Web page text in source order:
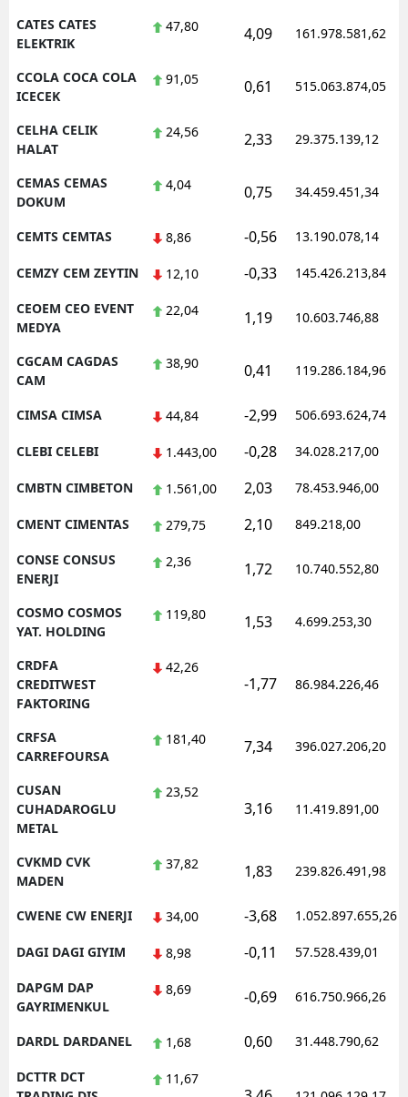
CATES CATES
ELEKTRIK
47,80 4,09 161.978.581,62
CCOLA COCA COLA
ICECEK
91,05 0,61 515.063.874,05
CELHA CELIK
HALAT
24,56 2,33 29.375.139,12
CEMAS CEMAS
DOKUM
4,04 0,75 34.459.451,34
CEMTS CEMTAS 8,86 -0,56 13.190.078,14
CEMZY CEM ZEYTIN 12,10 -0,33 145.426.213,84
CEOEM CEO EVENT
MEDYA
22,04 1,19 10.603.746,88
CGCAM CAGDAS
CAM
38,90 0,41 119.286.184,96
CIMSA CIMSA 44,84 -2,99 506.693.624,74
CLEBI CELEBI 1.443,00 -0,28 34.028.217,00
CMBTN CIMBETON 1.561,00 2,03 78.453.946,00
CMENT CIMENTAS 279,75 2,10 849.218,00
CONSE CONSUS
ENERJI
2,36 1,72 10.740.552,80
COSMO COSMOS
YAT. HOLDING
119,80 1,53 4.699.253,30
CRDFA
CREDITWEST
FAKTORING
42,26
-1,77 86.984.226,46
CRFSA
CARREFOURSA
181,40 7,34 396.027.206,20
CUSAN
CUHADAROGLU
METAL
23,52
3,16 11.419.891,00
CVKMD CVK
MADEN
37,82 1,83 239.826.491,98
CWENE CW ENERJI 34,00 -3,68 1.052.897.655,26
DAGI DAGI GIYIM 8,98 -0,11 57.528.439,01
DAPGM DAP
GAYRIMENKUL
8,69 -0,69 616.750.966,26
DARDL DARDANEL 1,68 0,60 31.448.790,62
DCTTR DCT
11,67